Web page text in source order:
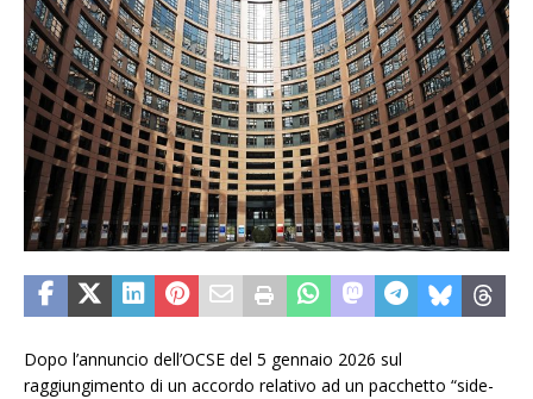
Dopo l’annuncio dell’OCSE del 5 gennaio 2026 sul
raggiungimento di un accordo relativo ad un pacchetto “side-